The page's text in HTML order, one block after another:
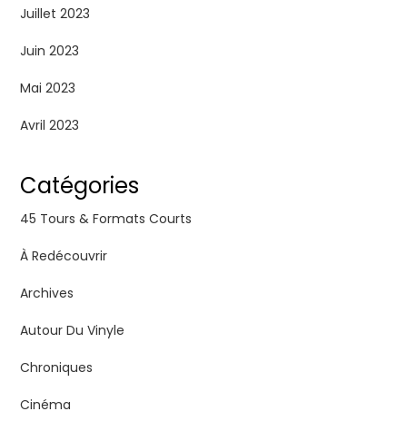
Juillet 2023
Juin 2023
Mai 2023
Avril 2023
Catégories
45 Tours & Formats Courts
À Redécouvrir
Archives
Autour Du Vinyle
Chroniques
Cinéma